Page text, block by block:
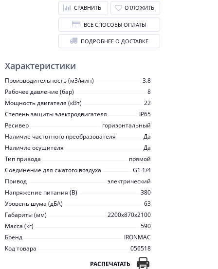
Характеристики
Производительность (м3/мин)
3.8
Рабочее давление (бар)
8
Мощность двигателя (кВт)
22
Степень защиты электродвигателя
IP65
Ресивер
горизонтальный
Наличие частотного преобразователя
Да
Наличие осушителя
Да
Тип привода
прямой
Соединение для сжатого воздуха
G1 1/4
Привод
электрический
Напряжение питания (В)
380
Уровень шума (дБА)
63
Габариты (мм)
2200х870х2100
Масса (кг)
590
Бренд
IRONMAC
Код товара
056518
РАСПЕЧАТАТЬ
СРАВНИТЬ ОТЛОЖИТЬ
ВСЕ СПОСОБЫ ОПЛАТЫ
ПОДРОБНЕЕ О ДОСТАВКЕ